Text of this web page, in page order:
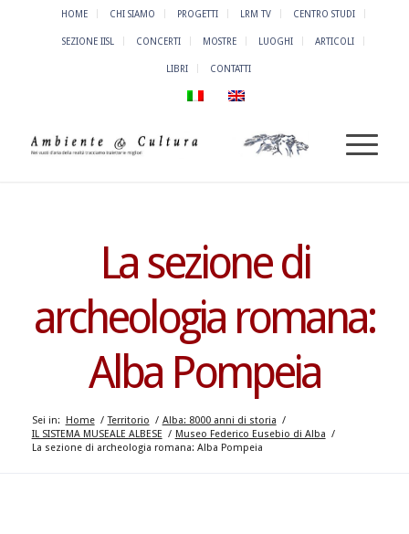
HOME CHI SIAMO PROGETTI LRM TV CENTRO STUDI
SEZIONE IISL CONCERTI MOSTRE LUOGHI ARTICOLI
LIBRI CONTATTI
La sezione di
archeologia romana:
Alba Pompeia
Sei in: Home / Territorio / Alba: 8000 anni di storia /
IL SISTEMA MUSEALE ALBESE / Museo Federico Eusebio di Alba /
La sezione di archeologia romana: Alba Pompeia